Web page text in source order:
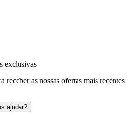
exclusivas
receber as nossas ofertas mais recentes
ajudar?